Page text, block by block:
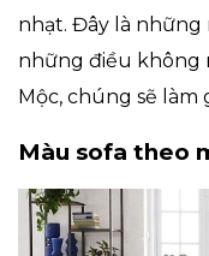
nhạt. Đây là những
những điều không
Mộc, chúng sẽ làm
Màu sofa theo